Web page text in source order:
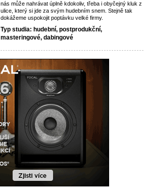
nás může nahrávat úplně kdokoliv, třeba i obyčejný kluk z
ulice, který si jde za svým hudebním snem. Stejně tak
dokážeme uspokojit poptávku velké firmy.
Typ studia: hudební, postprodukční,
masteringové, dabingové